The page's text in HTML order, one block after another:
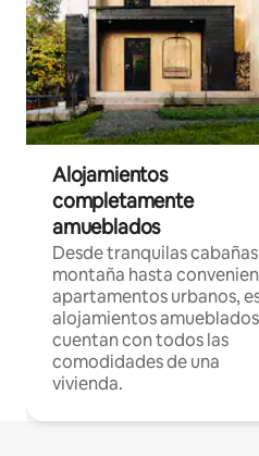
Alojamientos
completamente
amueblados
Desde tranquilas
montaña hasta
apartamentos urbanos,
alojamientos amueblados
cuentan con todos las
comodidades de una
vivienda.